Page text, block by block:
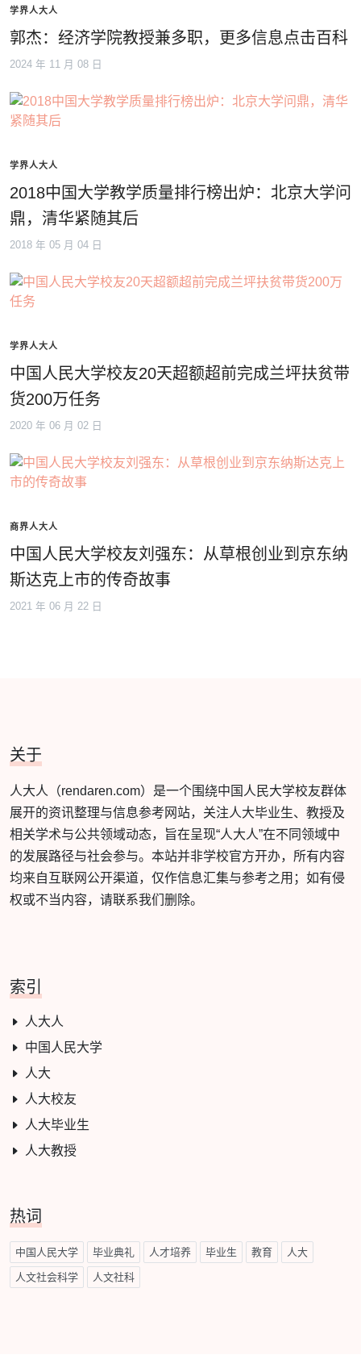
学界人大人
郭杰：经济学院教授兼多职，更多信息点击百科
2024 年 11 月 08 日
学界人大人
2018中国大学教学质量排行榜出炉：北京大学问
鼎，清华紧随其后
2018 年 05 月 04 日
学界人大人
中国人民大学校友20天超额超前完成兰坪扶贫带
货200万任务
2020 年 06 月 02 日
商界人大人
中国人民大学校友刘强东：从草根创业到京东纳
斯达克上市的传奇故事
2021 年 06 月 22 日
关于
人大人（rendaren.com）是一个围绕中国人民大学校友群体
展开的资讯整理与信息参考网站，关注人大毕业生、教授及
相关学术与公共领域动态，旨在呈现“人大人”在不同领域中
的发展路径与社会参与。本站并非学校官方开办，所有内容
均来自互联网公开渠道，仅作信息汇集与参考之用；如有侵
权或不当内容，请联系我们删除。
索引
人大人
中国人民大学
人大
人大校友
人大毕业生
人大教授
热词
中国人民大学 毕业典礼 人才培养 毕业生 教育 人大
人文社会科学 人文社科